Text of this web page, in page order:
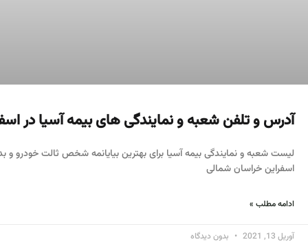
آدرس و تلفن شعبه و نمایندگی های بیمه آسیا در
لیست شعبه و نمایندگی بیمه آسیا برای بهترین بیایانمه شخص ثالت خودرو و
اسفراین خراسان شمالی
ادامه مطلب »
آوریل 13, 2021 بدون دیدگاه